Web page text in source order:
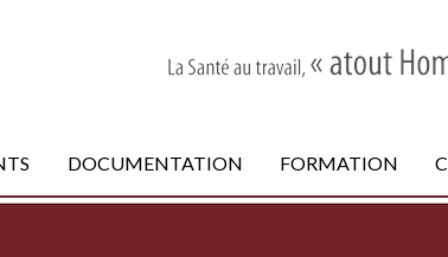
DOCUMENTATION FORMATION